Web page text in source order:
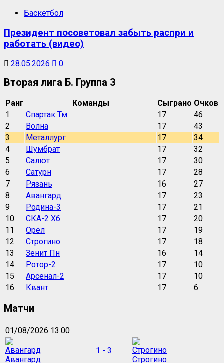
Баскетбол
Президент посоветовал забыть распри и
работать (видео)
28.05.2026 0
Вторая лига Б. Группа 3
Ранг Команды Сыграно Очков
1
Спартак Тм 17
46
2
Волна 17
43
3
Металлург 17
34
4
Шумбрат 17
32
5
Салют 17
30
6
Сатурн 17
28
7
Рязань 16
27
8
Авангард 17
23
9
Родина-3 17
21
10
СКА-2 Хб 17
20
11
Орёл 17
19
12
Строгино 17
18
13
Зенит Пн 16
14
14
Ротор-2 17
10
15
Арсенал-2 17
10
16
Квант 17 6
Матчи
01/08/2026 13:00
Авангард
1 - 3
Строгино